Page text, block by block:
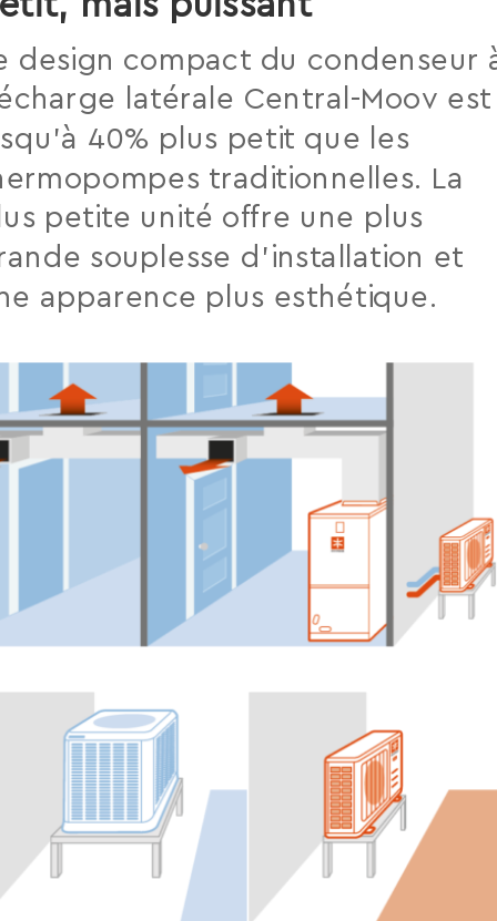
design compact du condenseur
latérale Central-Moov est
40% plus petit que les
traditionnelles. La
petite unité offre une plus
souplesse d’installation et
apparence plus esthétique.